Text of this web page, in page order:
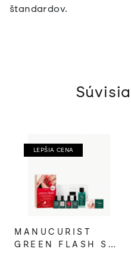
štandardov.
LEPŠIA CENA
MANUCURIST
GREEN FLASH SET